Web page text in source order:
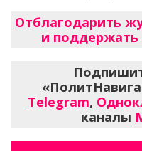
Отблагодарить
и
Telegram,
каналы